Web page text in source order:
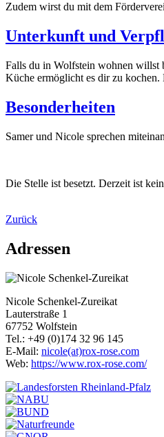
Zudem wirst du mit dem
Unterkunft und
Falls du in Wolfstein wohnen willst
Küche ermöglicht es dir zu kochen.
Besonderheiten
Samer und Nicole sprechen
Die Stelle ist besetzt. Derzeit ist
Zurück
Adressen
Nicole Schenkel-Zureikat
Lauterstraße 1
67752 Wolfstein
Tel.: +49 (0)174 32 96 145
E-Mail: nicole(at)rox-rose.com
Web: https://www.rox-rose.com/